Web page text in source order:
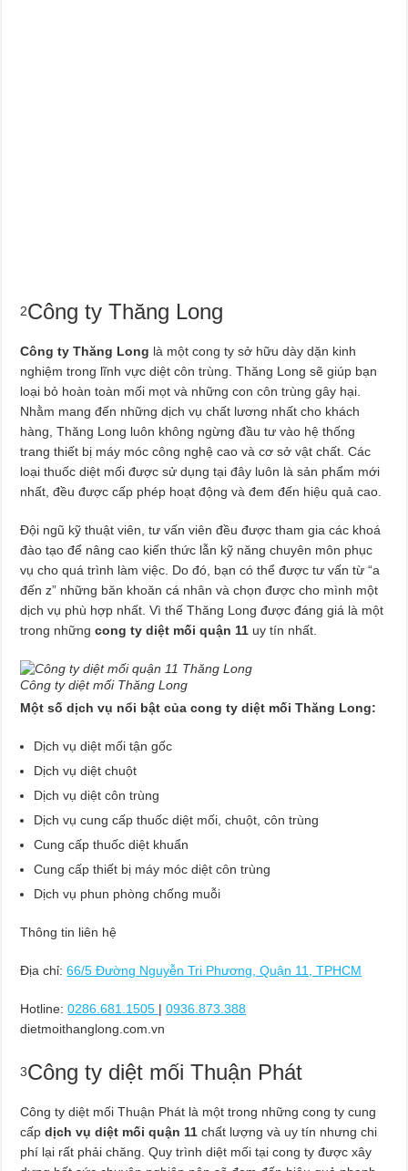
2Công ty Thăng Long
Công ty Thăng Long là một cong ty sở hữu dày dặn kinh
nghiệm trong lĩnh vực diệt côn trùng. Thăng Long sẽ giúp bạn
loại bỏ hoàn toàn mối mọt và những con côn trùng gây hại.
Nhằm mang đến những dịch vụ chất lương nhất cho khách
hàng, Thăng Long luôn không ngừng đầu tư vào hệ thống
trang thiết bị máy móc công nghệ cao và cơ sở vật chất. Các
loại thuốc diệt mối được sử dụng tại đây luôn là sản phẩm mới
nhất, đều được cấp phép hoạt động và đem đến hiệu quả cao.
Đội ngũ kỹ thuật viên, tư vấn viên đều được tham gia các khoá
đào tạo để nâng cao kiến thức lẫn kỹ năng chuyên môn phục
vụ cho quá trình làm việc. Do đó, bạn có thể được tư vấn từ “a
đến z” những băn khoăn cá nhân và chọn được cho mình một
dịch vụ phù hợp nhất. Vì thế Thăng Long được đáng giá là một
trong nhữngcong ty diệt mối quận 11 uy tín nhất.
Công ty diệt mối Thăng Long
Một số dịch vụ nổi bật của cong ty diệt mối Thăng Long:
Dịch vụ diệt mối tận gốc
Dịch vụ diệt chuột
Dịch vụ diệt côn trùng
Dịch vụ cung cấp thuốc diệt mối, chuột, côn trùng
Cung cấp thuốc diệt khuẩn
Cung cấp thiết bị máy móc diệt côn trùng
Dịch vụ phun phòng chống muỗi
Thông tin liên hệ
Địa chỉ:66/5 Đường Nguyễn Tri Phương, Quận 11, TPHCM
Hotline: 0286.681.1505 |0936.873.388
dietmoithanglong.com.vn
3Công ty diệt mối Thuận Phát
Công ty diệt mối Thuận Phát là một trong những cong ty cung
cấpdịch vụ diệt mối quận 11 chất lượng và uy tín nhưng chi
phí lại rất phải chăng. Quy trình diệt mối tại cong ty được xây